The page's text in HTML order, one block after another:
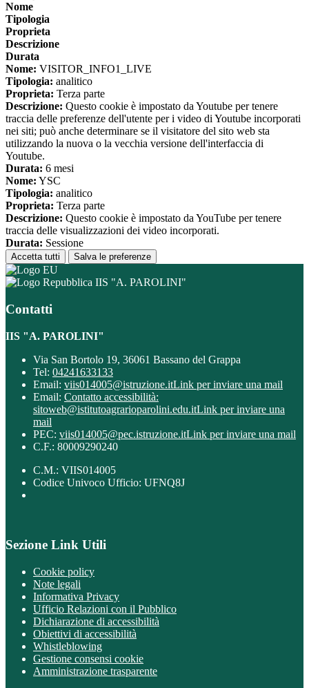
Nome
Tipologia
Proprieta
Descrizione
Durata
Nome: VISITOR_INFO1_LIVE
Tipologia: analitico
Proprieta: Terza parte
Descrizione: Questo cookie è impostato da Youtube per tenere
traccia delle preferenze dell'utente per i video di Youtube incorporati
nei siti; può anche determinare se il visitatore del sito web sta
utilizzando la nuova o la vecchia versione dell'interfaccia di
Youtube.
Durata: 6 mesi
Nome: YSC
Tipologia: analitico
Proprieta: Terza parte
Descrizione: Questo cookie è impostato da YouTube per tenere
traccia delle visualizzazioni dei video incorporati.
Durata: Sessione
Accetta tutti Salva le preferenze
IIS "A. PAROLINI"
Contatti
IIS "A. PAROLINI"
Via San Bortolo 19, 36061 Bassano del Grappa
Tel: 04241633133
Email: viis014005@istruzione.itLink per inviare una mail
Email: Contatto accessibilità:
sitoweb@istitutoagrarioparolini.edu.itLink per inviare una
mail
PEC: viis014005@pec.istruzione.itLink per inviare una mail
C.F.: 80009290240
C.M.: VIIS014005
Codice Univoco Ufficio: UFNQ8J
Sezione Link Utili
Cookie policy
Note legali
Informativa Privacy
Ufficio Relazioni con il Pubblico
Dichiarazione di accessibilità
Obiettivi di accessibilità
Whistleblowing
Gestione consensi cookie
Amministrazione trasparente